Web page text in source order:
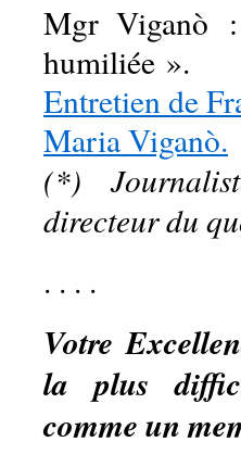
Mgr Viganò
humiliée ».
Entretien de
Maria Viganò.
(*)
directeur du
. . . .
Votre
la plus
comme un